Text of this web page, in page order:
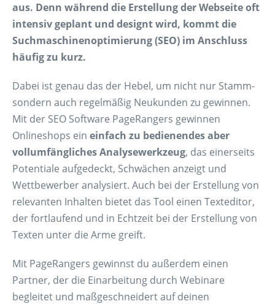
aus. Denn während die Erstellung der Webseite oft
intensiv geplant und designt wird, kommt die
Suchmaschinenoptimierung (SEO) im Anschluss
häufig zu kurz.
Dabei ist genau das der Hebel, um nicht nur Stamm-
sondern auch regelmäßig Neukunden zu gewinnen.
Mit der SEO Software PageRangers gewinnen
Onlineshops ein einfach zu bedienendes aber
vollumfängliches Analysewerkzeug, das einerseits
Potentiale aufgedeckt, Schwächen anzeigt und
Wettbewerber analysiert. Auch bei der Erstellung von
relevanten Inhalten bietet das Tool einen Texteditor,
der fortlaufend und in Echtzeit bei der Erstellung von
Texten unter die Arme greift.
Mit PageRangers gewinnst du außerdem einen
Partner, der die Einarbeitung durch Webinare
begleitet und maßgeschneidert auf deinen